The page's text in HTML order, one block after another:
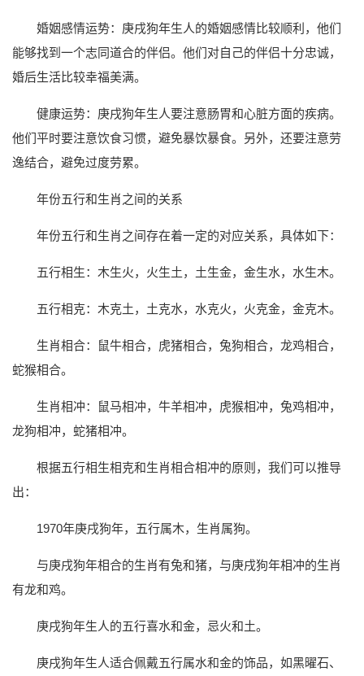
婚姻感情运势：庚戌狗年生人的婚姻感情比较顺利，他们
能够找到一个志同道合的伴侣。他们对自己的伴侣十分忠诚，
婚后生活比较幸福美满。
健康运势：庚戌狗年生人要注意肠胃和心脏方面的疾病。
他们平时要注意饮食习惯，避免暴饮暴食。另外，还要注意劳
逸结合，避免过度劳累。
年份五行和生肖之间的关系
年份五行和生肖之间存在着一定的对应关系，具体如下：
五行相生：木生火，火生土，土生金，金生水，水生木。
五行相克：木克土，土克水，水克火，火克金，金克木。
生肖相合：鼠牛相合，虎猪相合，兔狗相合，龙鸡相合，
蛇猴相合。
生肖相冲：鼠马相冲，牛羊相冲，虎猴相冲，兔鸡相冲，
龙狗相冲，蛇猪相冲。
根据五行相生相克和生肖相合相冲的原则，我们可以推导
出：
1970年庚戌狗年，五行属木，生肖属狗。
与庚戌狗年相合的生肖有兔和猪，与庚戌狗年相冲的生肖
有龙和鸡。
庚戌狗年生人的五行喜水和金，忌火和土。
庚戌狗年生人适合佩戴五行属水和金的饰品，如黑曜石、